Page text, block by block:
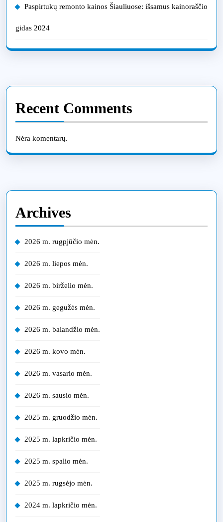
Paspirtukų remonto kainos Šiauliuose: išsamus kainoraščio
gidas 2024
Recent Comments
Nėra komentarų.
Archives
2026 m. rugpjūčio mėn.
2026 m. liepos mėn.
2026 m. birželio mėn.
2026 m. gegužės mėn.
2026 m. balandžio mėn.
2026 m. kovo mėn.
2026 m. vasario mėn.
2026 m. sausio mėn.
2025 m. gruodžio mėn.
2025 m. lapkričio mėn.
2025 m. spalio mėn.
2025 m. rugsėjo mėn.
2024 m. lapkričio mėn.